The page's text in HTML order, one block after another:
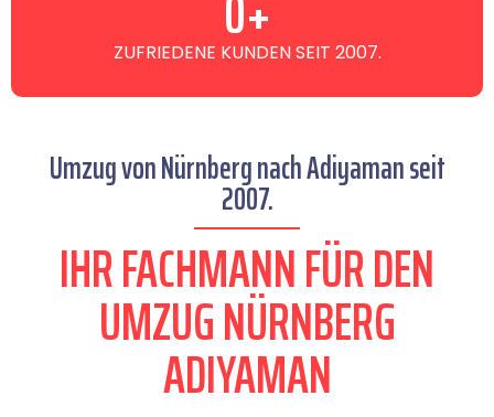
ZUFRIEDENE KUNDEN SEIT 2007.
Umzug von Nürnberg nach Adiyaman seit
2007.
IHR FACHMANN FÜR DEN
UMZUG NÜRNBERG
ADIYAMAN